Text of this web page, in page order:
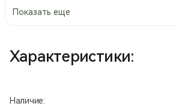
Показать еще
Характеристики:
Наличие: